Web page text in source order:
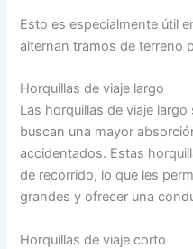
Esto es especialmente útil
alternan tramos de terreno
Horquillas de viaje largo
Las horquillas de viaje
buscan una mayor
accidentados. Estas
de recorrido, lo que les
grandes y ofrecer una
Horquillas de viaje corto